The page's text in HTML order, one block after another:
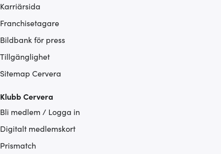
Karriärsida
Franchisetagare
Bildbank för press
Tillgänglighet
Sitemap Cervera
Klubb Cervera
Bli medlem / Logga in
Digitalt medlemskort
Prismatch